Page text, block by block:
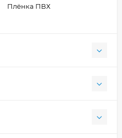
Плёнка ПВХ